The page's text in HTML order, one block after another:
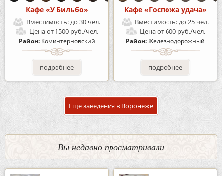
Кафе «У Бильбо»
Вместимость: до 30 чел.
Ценаот 1500 руб./чел.
Район: Коминтерновский
подробнее
Кафе «Госпожа удача»
Вместимость: до 25 чел.
Ценаот 600 руб./чел.
Район:Железнодорожный
подробнее
Еще заведения в Воронеже
Вы недавно просматривали